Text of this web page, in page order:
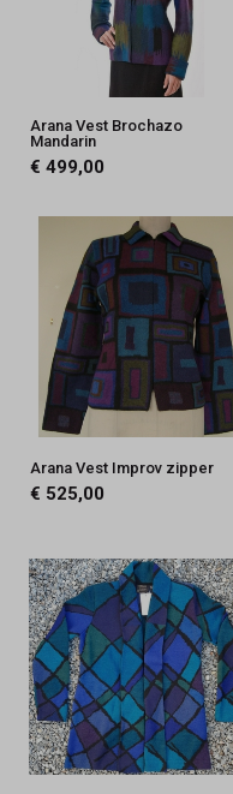
Arana Vest Brochazo
Mandarin
€ 499,00
Arana Vest Improv zipper
€ 525,00